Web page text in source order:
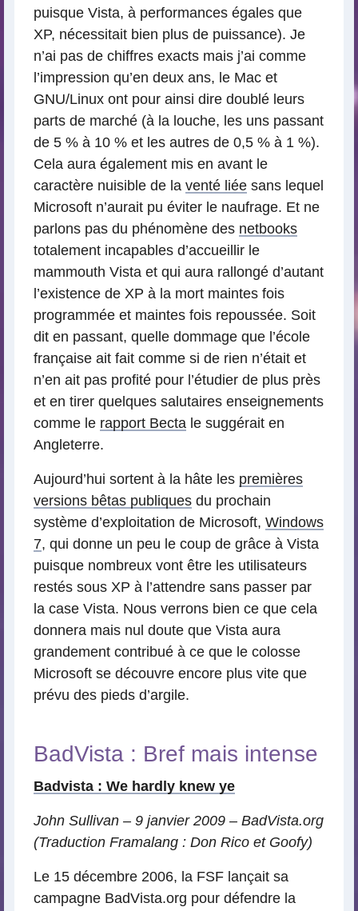
puisque Vista, à performances égales que
XP, nécessitait bien plus de puissance). Je
n’ai pas de chiffres exacts mais j’ai comme
l’impression qu’en deux ans, le Mac et
GNU/Linux ont pour ainsi dire doublé leurs
parts de marché (à la louche, les uns passant
de 5 % à 10 % et les autres de 0,5 % à 1 %).
Cela aura également mis en avant le
caractère nuisible de la venté liée sans lequel
Microsoft n’aurait pu éviter le naufrage. Et ne
parlons pas du phénomène des netbooks
totalement incapables d’accueillir le
mammouth Vista et qui aura rallongé d’autant
l’existence de XP à la mort maintes fois
programmée et maintes fois repoussée. Soit
dit en passant, quelle dommage que l’école
française ait fait comme si de rien n’était et
n’en ait pas profité pour l’étudier de plus près
et en tirer quelques salutaires enseignements
comme le rapport Becta le suggérait en
Angleterre.
Aujourd’hui sortent à la hâte les premières
versions bêtas publiques du prochain
système d’exploitation de Microsoft, Windows
7, qui donne un peu le coup de grâce à Vista
puisque nombreux vont être les utilisateurs
restés sous XP à l’attendre sans passer par
la case Vista. Nous verrons bien ce que cela
donnera mais nul doute que Vista aura
grandement contribué à ce que le colosse
Microsoft se découvre encore plus vite que
prévu des pieds d’argile.
BadVista : Bref mais intense
Badvista : We hardly knew ye
John Sullivan – 9 janvier 2009 – BadVista.org
(Traduction Framalang : Don Rico et Goofy)
Le 15 décembre 2006, la FSF lançait sa
campagne BadVista.org pour défendre la